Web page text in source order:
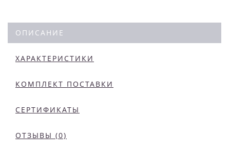
ОПИСАНИЕ
ХАРАКТЕРИСТИКИ
КОМПЛЕКТ ПОСТАВКИ
СЕРТИФИКАТЫ
ОТЗЫВЫ (0)